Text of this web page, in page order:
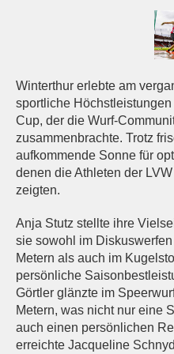
Winterthur erlebte am
sportliche
Cup, der die Wurf-
zusammenbrachte. Trotz
aufkommende Sonne für
denen die Athleten der
zeigten.
Anja Stutz stellte ihre
sie sowohl im
Metern als auch im
persönliche
Görtler glänzte im
Metern, was nicht nur eine
auch einen persönlichen
erreichte Jacqueline